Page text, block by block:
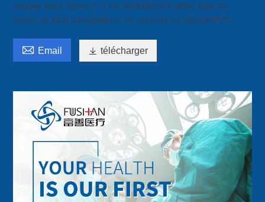
opaque sous rayons X. Il est normalement utilisé avec un
trocart en acier inoxydable et un réservoir en silicone/PVC.
 Email  télécharger